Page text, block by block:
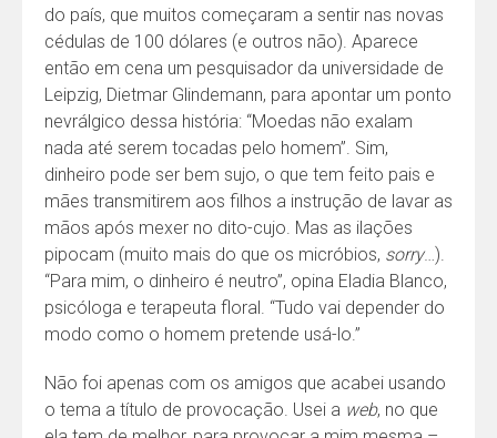
do país, que muitos começaram a sentir nas novas
cédulas de 100 dólares (e outros não). Aparece
então em cena um pesquisador da universidade de
Leipzig, Dietmar Glindemann, para apontar um ponto
nevrálgico dessa história: “Moedas não exalam
nada até serem tocadas pelo homem”. Sim,
dinheiro pode ser bem sujo, o que tem feito pais e
mães transmitirem aos filhos a instrução de lavar as
mãos após mexer no dito-cujo. Mas as ilações
pipocam (muito mais do que os micróbios, sorry…).
“Para mim, o dinheiro é neutro”, opina Eladia Blanco,
psicóloga e terapeuta floral. “Tudo vai depender do
modo como o homem pretende usá-lo.”
Não foi apenas com os amigos que acabei usando
o tema a título de provocação. Usei a web, no que